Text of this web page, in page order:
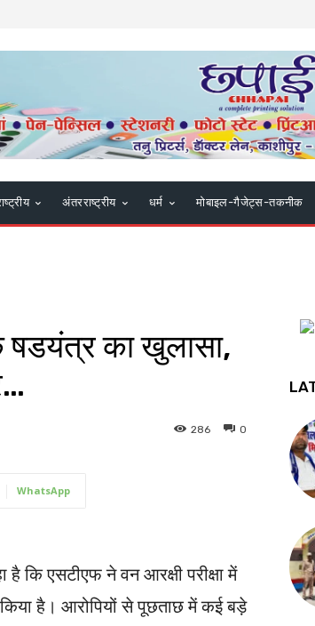
अंतरराष्ट्रीय धर्म मोबाइल-गैजेट्स-तकनीक
षडयंत्र का खुलासा,
0
286
WhatsApp
है कि एसटीएफ ने वन आरक्षी परीक्षा में
है। आरोपियों से पूछताछ में कई बड़े